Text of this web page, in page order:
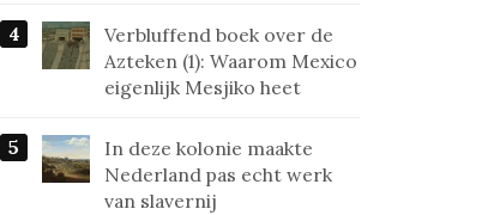
Verbluffend boek over de
Azteken (1): Waarom Mexico
eigenlijk Mesjiko heet
In deze kolonie maakte
Nederland pas echt werk
van slavernij